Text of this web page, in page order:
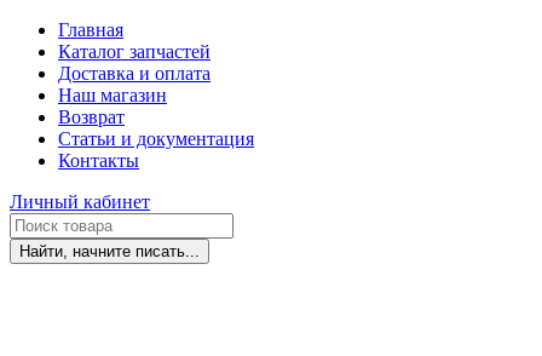
Главная
Каталог запчастей
Доставка и оплата
Наш магазин
Возврат
Статьи и документация
Контакты
Личный кабинет
Найти, начните писать...